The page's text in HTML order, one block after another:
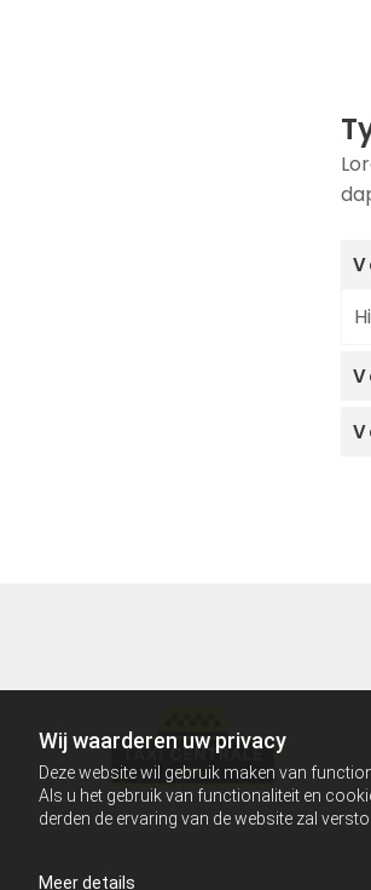
Wij waarderen uw privacy
Deze website wil gebruik maken van
Als u het gebruik van functionaliteit en
derden de ervaring van de website zal
Meer details